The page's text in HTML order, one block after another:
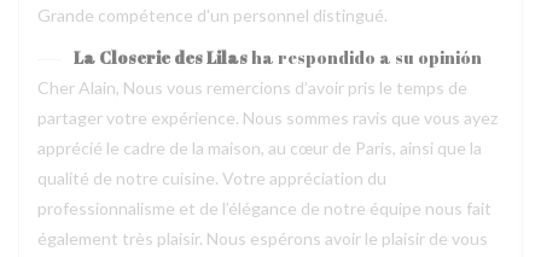
Grande compétence d'un personnel distingué.
La Closerie des Lilasha respondido a su opinión
Cher Alain, Nous vous remercions d’avoir pris le temps de
partager votre expérience. Nous sommes ravis que vous ayez
apprécié le cadre de la maison, au cœur de Paris, ainsi que la
qualité de notre cuisine. Votre appréciation du
professionnalisme et de l’élégance de notre équipe nous fait
également très plaisir. Nous espérons avoir le plaisir de vous